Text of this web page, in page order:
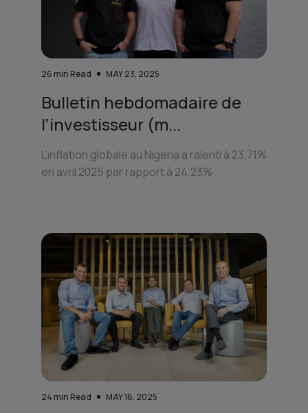
26 min Read MAY 23, 2025
Bulletin hebdomadaire de
l’investisseur (m...
L’inflation globale au Nigeria a ralenti à 23,71%
en avril 2025 par rapport à 24,23%
24 min Read MAY 16, 2025